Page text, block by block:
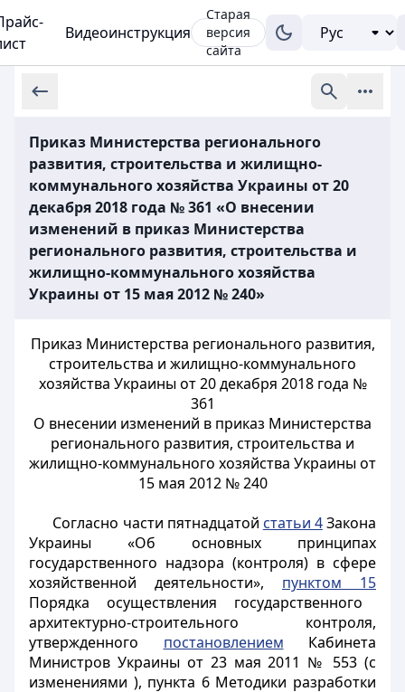
Видеоинструкция
Старая
версия
сайта
Приказ Министерства регионального
развития, строительства и жилищно-
коммунального хозяйства Украины от 20
декабря 2018 года № 361 «О внесении
изменений в приказ Министерства
регионального развития, строительства и
жилищно-коммунального хозяйства
Украины от 15 мая 2012 № 240»
Приказ Министерства регионального развития,
строительства и жилищно-коммунального
хозяйства Украины от 20 декабря 2018 года №
361
О внесении изменений в приказ Министерства
регионального развития, строительства и
жилищно-коммунального хозяйства Украины от
15 мая 2012 № 240
Согласно части пятнадцатой статьи 4Закона
Украины «Об основных принципах
государственного надзора (контроля) в сфере
хозяйственной деятельности», пунктом 15
Порядка осуществления государственного
архитектурно-строительного контроля,
утвержденного постановлением Кабинета
Министров Украины от 23 мая 2011 № 553 (с
изменениями ), пункта 6 Методики разработки